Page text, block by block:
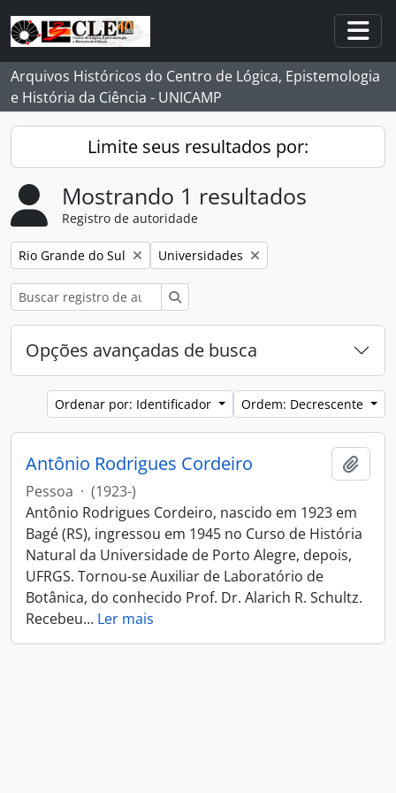
Skip to main content
Arquivos Históricos do Centro de Lógica, Epistemologia
e História da Ciência - UNICAMP
Limite seus resultados por:
Mostrando 1 resultados
Registro de autoridade
Remover filtro:
Rio Grande do Sul Remover filtro:
Universidades
Opções avançadas de busca
Ordenar por: Identificador Ordem: Decrescente
Antônio Rodrigues Cordeiro
Pessoa · (1923-)
Antônio Rodrigues Cordeiro, nascido em 1923 em
Bagé (RS), ingressou em 1945 no Curso de História
Natural da Universidade de Porto Alegre, depois,
UFRGS. Tornou-se Auxiliar de Laboratório de
Botânica, do conhecido Prof. Dr. Alarich R. Schultz.
Recebeu… Ler mais